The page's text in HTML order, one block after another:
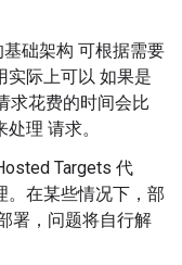
础架构 可根据需要
实际上可以 如果是
求花费的时间会比
理 请求。
Targets 代
。在某些情况下，部
署，问题将自行解